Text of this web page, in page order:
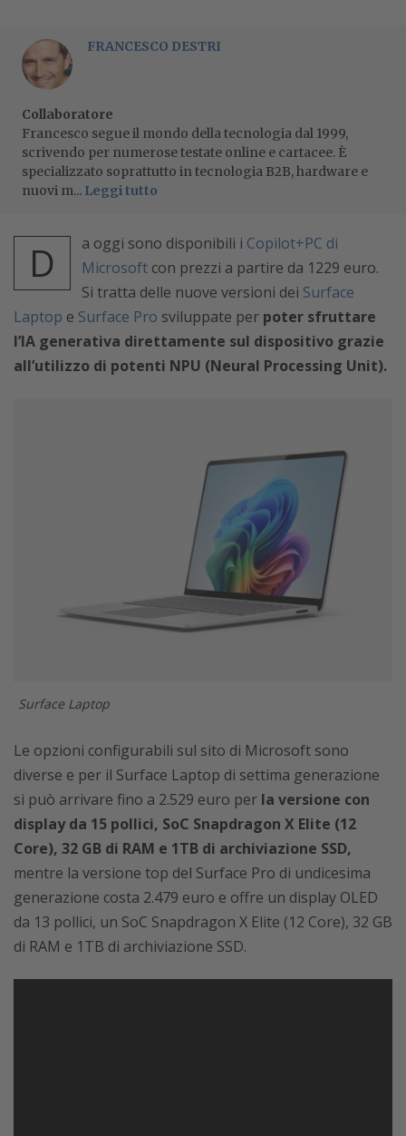
FRANCESCO DESTRI
Collaboratore
Francesco segue il mondo della tecnologia dal 1999,
scrivendo per numerose testate online e cartacee. È
specializzato soprattutto in tecnologia B2B, hardware e
nuovi m... Leggi tutto
D a oggi sono disponibili i Copilot+PC di
Microsoft con prezzi a partire da 1229 euro.
Si tratta delle nuove versioni dei Surface
Laptop e Surface Pro sviluppate per poter sfruttare
l’IA generativa direttamente sul dispositivo grazie
all’utilizzo di potenti NPU (Neural Processing Unit).
Surface Laptop
Le opzioni configurabili sul sito di Microsoft sono
diverse e per il Surface Laptop di settima generazione
si può arrivare fino a 2.529 euro per la versione con
display da 15 pollici, SoC Snapdragon X Elite (12
Core), 32 GB di RAM e 1TB di archiviazione SSD,
mentre la versione top del Surface Pro di undicesima
generazione costa 2.479 euro e offre un display OLED
da 13 pollici, un SoC Snapdragon X Elite (12 Core), 32 GB
di RAM e 1TB di archiviazione SSD.